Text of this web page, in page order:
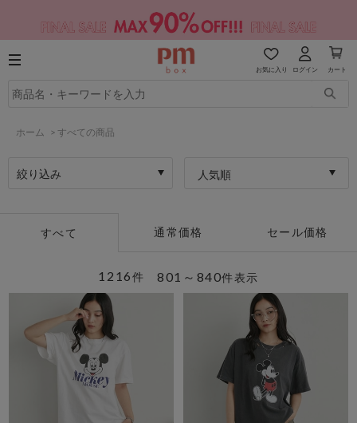
お気に入り ログイン カート
ホーム > すべての商品
絞り込み 人気順
すべて 通常価格 セール価格
801～840件表示
1216件